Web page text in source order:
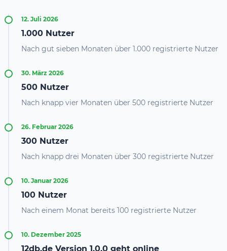
12. Juli 2026
1.000 Nutzer
Nach gut sieben Monaten über 1.000 registrierte Nutzer
30. März 2026
500 Nutzer
Nach knapp vier Monaten über 500 registrierte Nutzer
26. Februar 2026
300 Nutzer
Nach knapp drei Monaten über 300 registrierte Nutzer
10. Januar 2026
100 Nutzer
Nach einem Monat bereits 100 registrierte Nutzer
10. Dezember 2025
12db.de Version 1.0.0 geht online